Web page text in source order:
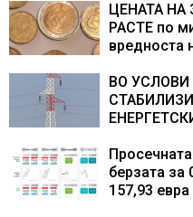
доживуваа
текот на
ЦЕНАТА
РАСТЕ по
вредноста
ВО УСЛОВИ
Просечната
берзата за
157,93